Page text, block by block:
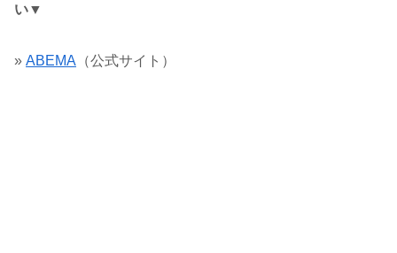
い▼
» ABEMA （公式サイト）